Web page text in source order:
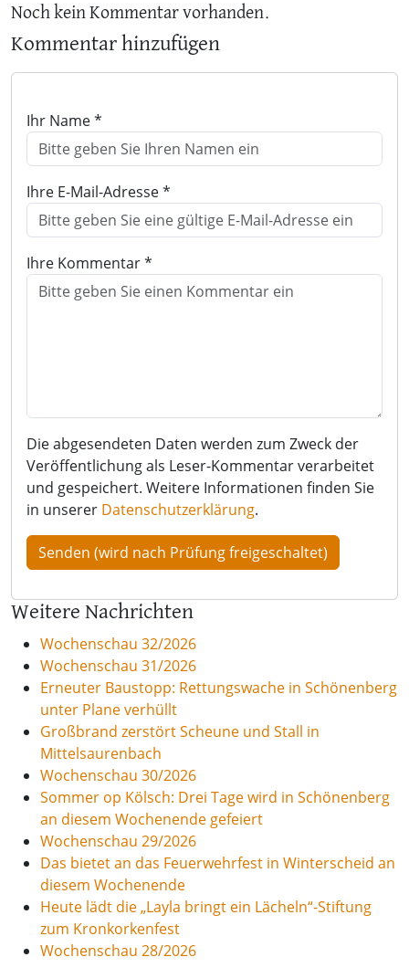
Noch kein Kommentar vorhanden.
Kommentar hinzufügen
Ihr Name *
Ihre E-Mail-Adresse *
Ihre Kommentar *
Die abgesendeten Daten werden zum Zweck der
Veröffentlichung als Leser-Kommentar verarbeitet
und gespeichert. Weitere Informationen finden Sie
in unserer Datenschutzerklärung.
Weitere Nachrichten
Wochenschau 32/2026
Wochenschau 31/2026
Erneuter Baustopp: Rettungswache in Schönenberg
unter Plane verhüllt
Großbrand zerstört Scheune und Stall in
Mittelsaurenbach
Wochenschau 30/2026
Sommer op Kölsch: Drei Tage wird in Schönenberg
an diesem Wochenende gefeiert
Wochenschau 29/2026
Das bietet an das Feuerwehrfest in Winterscheid an
diesem Wochenende
Heute lädt die „Layla bringt ein Lächeln“-Stiftung
zum Kronkorkenfest
Wochenschau 28/2026